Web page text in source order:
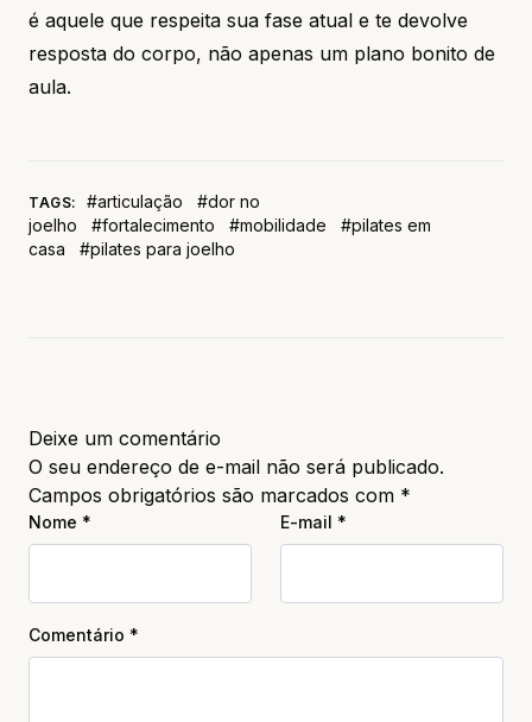
é aquele que respeita sua fase atual e te devolve
resposta do corpo, não apenas um plano bonito de
aula.
TAGS: #articulação
#dor no
joelho
#fortalecimento #mobilidade
#pilates em
casa
#pilates para joelho
Deixe um comentário
O seu endereço de e-mail não será publicado.
Campos obrigatórios são marcados com *
Nome * E-mail *
Comentário *